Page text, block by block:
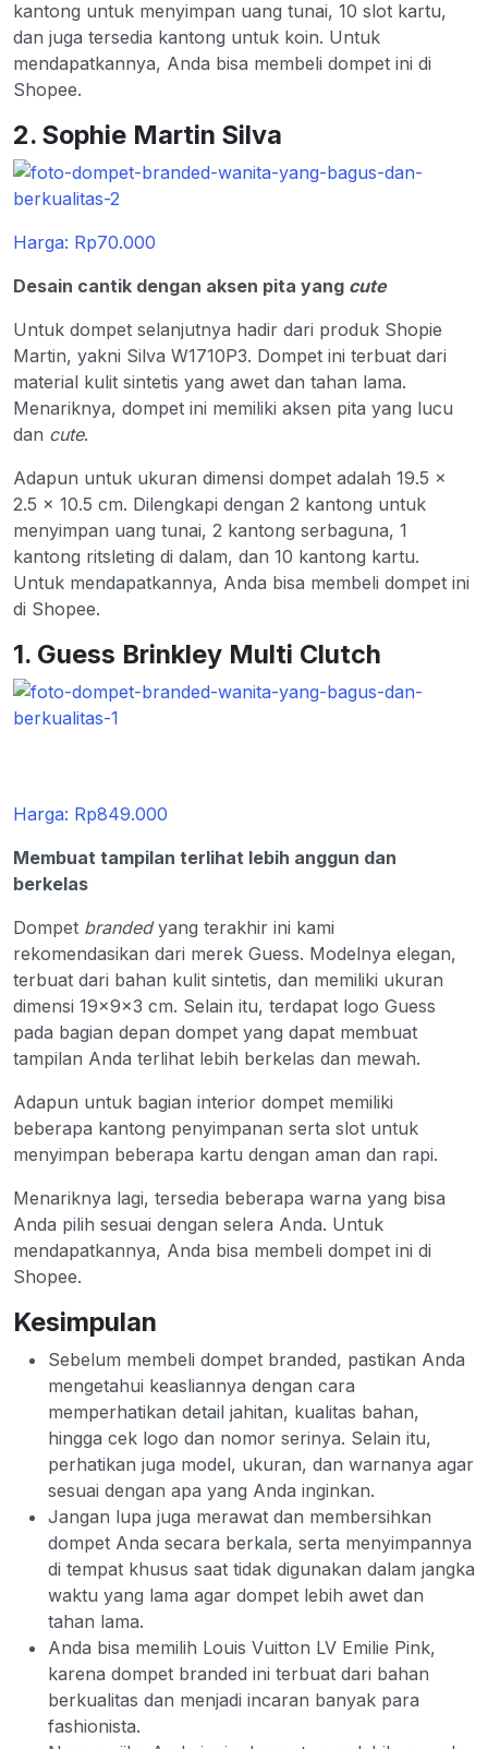
kantong untuk menyimpan uang tunai, 10 slot kartu,
dan juga tersedia kantong untuk koin. Untuk
mendapatkannya, Anda bisa membeli dompet ini di
Shopee.
2. Sophie Martin Silva
Harga: Rp70.000
Desain cantik dengan aksen pita yang cute
Untuk dompet selanjutnya hadir dari produk Shopie
Martin, yakni Silva W1710P3. Dompet ini terbuat dari
material kulit sintetis yang awet dan tahan lama.
Menariknya, dompet ini memiliki aksen pita yang lucu
dan cute.
Adapun untuk ukuran dimensi dompet adalah 19.5 x
2.5 x 10.5 cm. Dilengkapi dengan 2 kantong untuk
menyimpan uang tunai, 2 kantong serbaguna, 1
kantong ritsleting di dalam, dan 10 kantong kartu.
Untuk mendapatkannya, Anda bisa membeli dompet ini
di Shopee.
1. Guess Brinkley Multi Clutch
Harga: Rp849.000
Membuat tampilan terlihat lebih anggun dan
berkelas
Dompet brandedyang terakhir ini kami
rekomendasikan dari merek Guess. Modelnya elegan,
terbuat dari bahan kulit sintetis, dan memiliki ukuran
dimensi 19x9x3 cm. Selain itu, terdapat logo Guess
pada bagian depan dompet yang dapat membuat
tampilan Anda terlihat lebih berkelas dan mewah.
Adapun untuk bagian interior dompet memiliki
beberapa kantong penyimpanan serta slot untuk
menyimpan beberapa kartu dengan aman dan rapi.
Menariknya lagi, tersedia beberapa warna yang bisa
Anda pilih sesuai dengan selera Anda. Untuk
mendapatkannya, Anda bisa membeli dompet ini di
Shopee.
Kesimpulan
Sebelum membeli dompet branded, pastikan Anda
mengetahui keasliannya dengan cara
memperhatikan detail jahitan, kualitas bahan,
hingga cek logo dan nomor serinya. Selain itu,
perhatikan juga model, ukuran, dan warnanya agar
sesuai dengan apa yang Anda inginkan.
Jangan lupa juga merawat dan membersihkan
dompet Anda secara berkala, serta menyimpannya
di tempat khusus saat tidak digunakan dalam jangka
waktu yang lama agar dompet lebih awet dan
tahan lama.
Anda bisa memilih Louis Vuitton LV Emilie Pink,
karena dompet branded ini terbuat dari bahan
berkualitas dan menjadi incaran banyak para
fashionista.